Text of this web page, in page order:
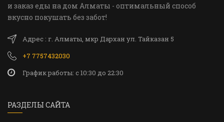
и заказ еды на дом Алматы - оптимальный способ
вкусно покушать без забот!
Адрес : г. Алматы, мкр Дархан ул. Тайказан 5
+7 7757432030
График работы: c 10:30 до 22:30
РАЗДЕЛЫ САЙТА